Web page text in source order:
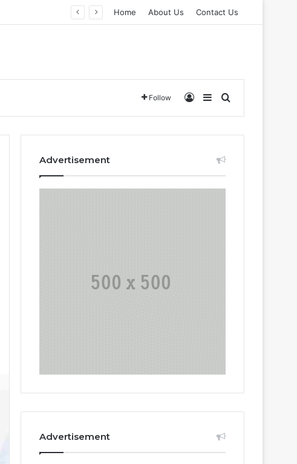
Home About Us Contact Us
Follow Log InSidebarSearch for
Advertisement
Advertisement